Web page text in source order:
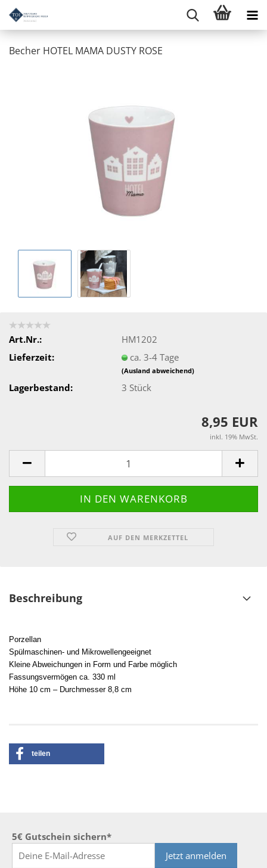
Becher HOTEL MAMA DUSTY ROSE
Art.Nr.:
HM1202
Lieferzeit:
ca. 3-4 Tage
(Ausland abweichend)
Lagerbestand: 3 Stück
8,95 EUR
inkl. 19% MwSt.
AUF DEN MERKZETTEL
Beschreibung
Porzellan
Spülmaschinen- und Mikrowellengeeignet
Kleine Abweichungen in Form und Farbe möglich
Fassungsvermögen ca. 330 ml
Höhe 10 cm – Durchmesser 8,8 cm
teilen
5€ Gutschein sichern*
Jetzt anmelden